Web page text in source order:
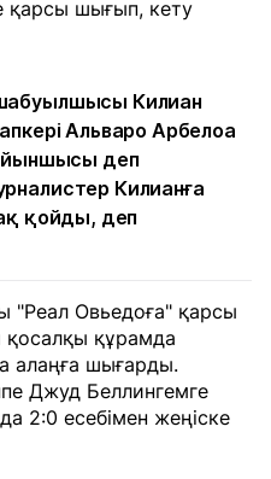
Килиан
Альваро Арбелоа
деп
Килианға
қойды, деп
"Реал Овьедоға" қарсы
қосалқы құрамда
алаңға шығарды.
Джуд Беллингемге
2:0 есебімен жеңіске